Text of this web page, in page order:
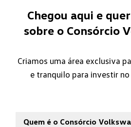
Chegou aqui e
sobre o Consórcio
Criamos uma área exclusiva
e tranquilo para investir no
Quem é o Consórcio